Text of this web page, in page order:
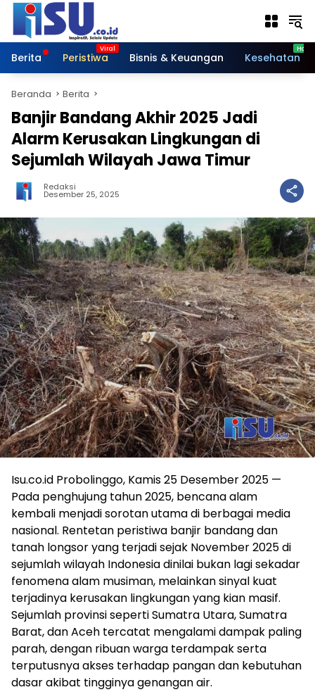
Langsung
konten
Berita
Peristiwa Bisnis & Keuangan Kesehatan
Beranda Berita
Banjir Bandang Akhir 2025 Jadi
Alarm Kerusakan Lingkungan di
Sejumlah Wilayah Jawa Timur
Redaksi
Desember 25, 2025
Isu.co.id Probolinggo, Kamis 25 Desember 2025 —
Pada penghujung tahun 2025, bencana alam
kembali menjadi sorotan utama di berbagai media
nasional. Rentetan peristiwa banjir bandang dan
tanah longsor yang terjadi sejak November 2025 di
sejumlah wilayah Indonesia dinilai bukan lagi sekadar
fenomena alam musiman, melainkan sinyal kuat
terjadinya kerusakan lingkungan yang kian masif.
Sejumlah provinsi seperti Sumatra Utara, Sumatra
Barat, dan Aceh tercatat mengalami dampak paling
parah, dengan ribuan warga terdampak serta
terputusnya akses terhadap pangan dan kebutuhan
dasar akibat tingginya genangan air.